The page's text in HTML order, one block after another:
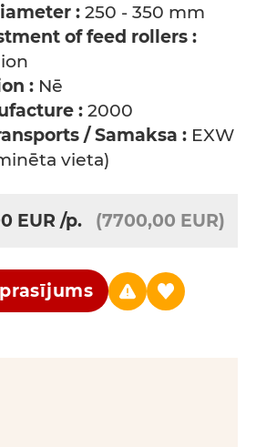
: 250 - 350 mm
of feed rollers :
: Nē
: 2000
/ Samaksa : EXW
vieta)
EUR /p. (7700,00 EUR)